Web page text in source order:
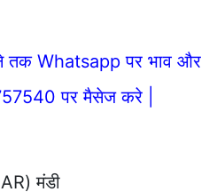
तक Whatsapp पर भाव और
पर मैसेज करे |
मंडी